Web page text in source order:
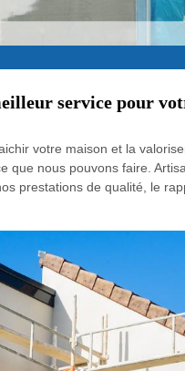
service pour
votre maison et la
que nous pouvons faire.
prestations de qualité, le